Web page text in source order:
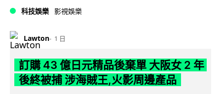
科技娛樂 影視娛樂
Lawton 1 日
訂購 43 億日元精品後棄單 大阪女 2 年
後終被捕 涉海賊王,火影周邊產品